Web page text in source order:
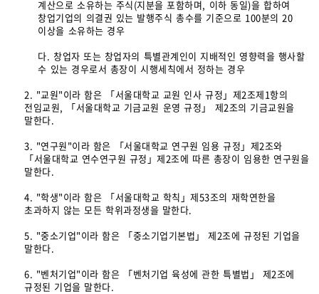
계산으로 소유하는 주식(지분을 포함하며, 이하 동일)을 합하여
창업기업의 의결권 있는 발행주식 총수를 기준으로 100분의 20
이상을 소유하는 경우
다. 창업자 또는 창업자의 특별관계인이 지배적인 영향력을 행사할
수 있는 경우로서 총장이 시행세칙에서 정하는 경우
2. "교원"이라 함은 「서울대학교 교원 인사 규정」제2조제1항의
전임교원, 「서울대학교 기금교원 운영 규정」 제2조의 기금교원을
말한다.
3. "연구원"이라 함은 「서울대학교 연구원 임용 규정」제2조와
「서울대학교 연수연구원 규정」제2조에 따른 총장이 임용한 연구원을
말한다.
4. "학생"이라 함은 「서울대학교 학칙」제53조의 재학연한을
초과하지 않는 모든 학위과정생을 말한다.
5. "중소기업"이라 함은 「중소기업기본법」 제2조에 규정된 기업을
말한다.
6. "벤처기업"이라 함은 「벤처기업 육성에 관한 특별법」 제2조에
규정된 기업을 말한다.